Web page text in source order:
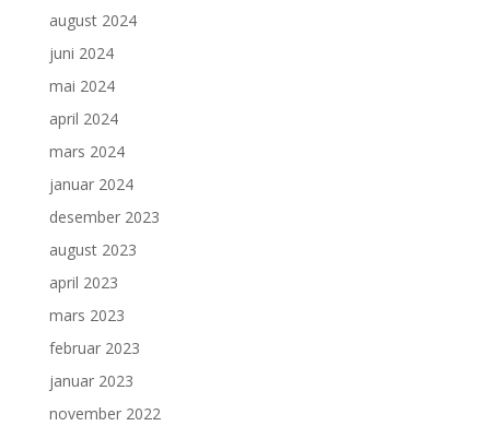
august 2024
juni 2024
mai 2024
april 2024
mars 2024
januar 2024
desember 2023
august 2023
april 2023
mars 2023
februar 2023
januar 2023
november 2022